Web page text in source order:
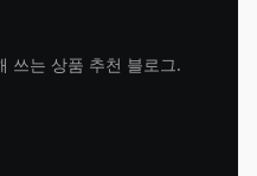
쓰는 상품 추천 블로그.